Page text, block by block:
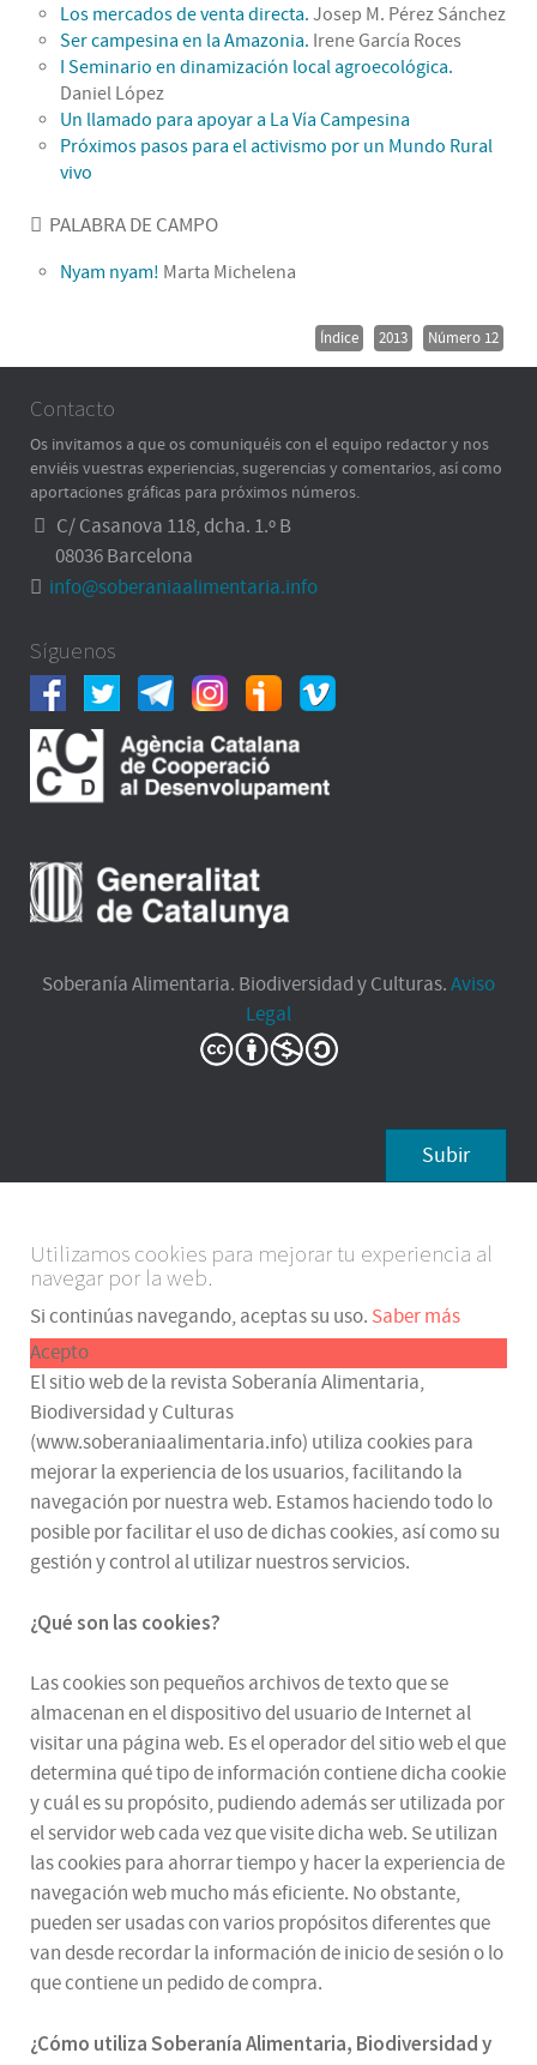
Los mercados de venta directa. Josep M. Pérez Sánchez
Ser campesina en la Amazonia. Irene García Roces
I Seminario en dinamización local agroecológica.
Daniel López
Un llamado para apoyar a La Vía Campesina
Próximos pasos para el activismo por un Mundo Rural
vivo
PALABRA DE CAMPO
Nyam nyam! Marta Michelena
Índice 2013 Número 12
Contacto
Os invitamos a que os comuniquéis con el equipo redactor y nos
enviéis vuestras experiencias, sugerencias y comentarios, así como
aportaciones gráficas para próximos números.
C/ Casanova 118, dcha. 1.º B
08036 Barcelona
info@soberaniaalimentaria.info
Síguenos
Soberanía Alimentaria. Biodiversidad y Culturas.Aviso
Legal
Subir
Utilizamos cookies para mejorar tu experiencia al
navegar por la web.
Si continúas navegando, aceptas su uso. Saber más
Acepto
El sitio web de la revista Soberanía Alimentaria,
Biodiversidad y Culturas
(www.soberaniaalimentaria.info) utiliza cookies para
mejorar la experiencia de los usuarios, facilitando la
navegación por nuestra web. Estamos haciendo todo lo
posible por facilitar el uso de dichas cookies, así como su
gestión y control al utilizar nuestros servicios.
¿Qué son las cookies?
Las cookies son pequeños archivos de texto que se
almacenan en el dispositivo del usuario de Internet al
visitar una página web. Es el operador del sitio web el que
determina qué tipo de información contiene dicha cookie
y cuál es su propósito, pudiendo además ser utilizada por
el servidor web cada vez que visite dicha web. Se utilizan
las cookies para ahorrar tiempo y hacer la experiencia de
navegación web mucho más eficiente. No obstante,
pueden ser usadas con varios propósitos diferentes que
van desde recordar la información de inicio de sesión o lo
que contiene un pedido de compra.
¿Cómo utilizaSoberanía Alimentaria, Biodiversidad y